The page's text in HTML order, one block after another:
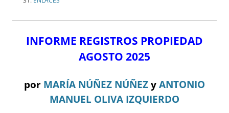
INFORME REGISTROS PROPIEDAD
AGOSTO 2025
por MARÍA NÚÑEZ NÚÑEZ y ANTONIO
MANUEL OLIVA IZQUIERDO